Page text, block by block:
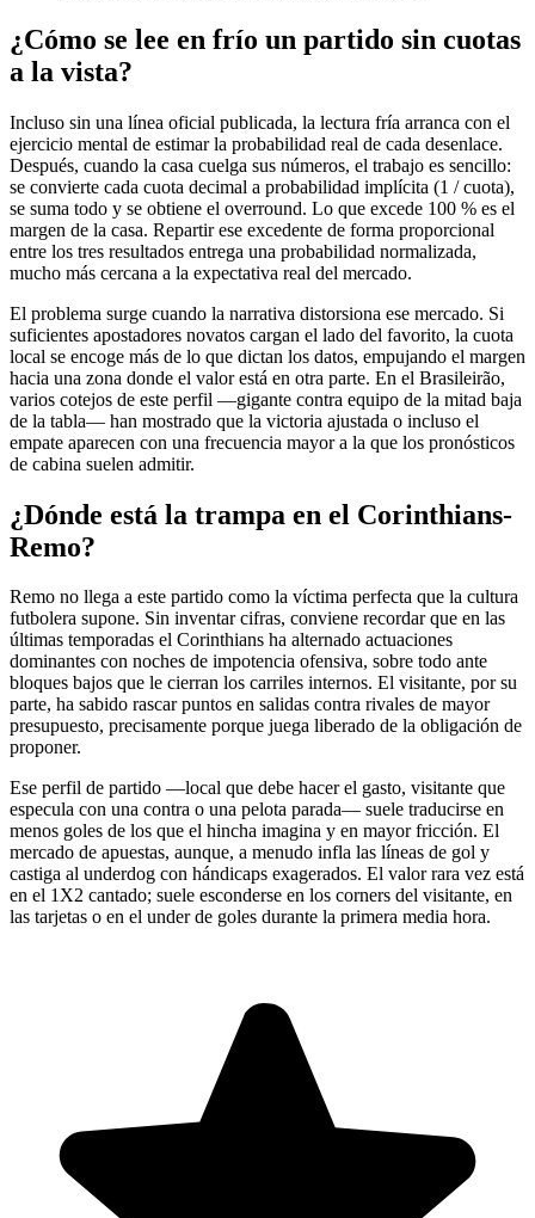
¿Cómo se lee en frío un partido sin cuotas
a la vista?
Incluso sin una línea oficial publicada, la lectura fría arranca con el
ejercicio mental de estimar la probabilidad real de cada desenlace.
Después, cuando la casa cuelga sus números, el trabajo es sencillo:
se convierte cada cuota decimal a probabilidad implícita (1 / cuota),
se suma todo y se obtiene el overround. Lo que excede 100 % es el
margen de la casa. Repartir ese excedente de forma proporcional
entre los tres resultados entrega una probabilidad normalizada,
mucho más cercana a la expectativa real del mercado.
El problema surge cuando la narrativa distorsiona ese mercado. Si
suficientes apostadores novatos cargan el lado del favorito, la cuota
local se encoge más de lo que dictan los datos, empujando el margen
hacia una zona donde el valor está en otra parte. En el Brasileirão,
varios cotejos de este perfil —gigante contra equipo de la mitad baja
de la tabla— han mostrado que la victoria ajustada o incluso el
empate aparecen con una frecuencia mayor a la que los pronósticos
de cabina suelen admitir.
¿Dónde está la trampa en el Corinthians-
Remo?
Remo no llega a este partido como la víctima perfecta que la cultura
futbolera supone. Sin inventar cifras, conviene recordar que en las
últimas temporadas el Corinthians ha alternado actuaciones
dominantes con noches de impotencia ofensiva, sobre todo ante
bloques bajos que le cierran los carriles internos. El visitante, por su
parte, ha sabido rascar puntos en salidas contra rivales de mayor
presupuesto, precisamente porque juega liberado de la obligación de
proponer.
Ese perfil de partido —local que debe hacer el gasto, visitante que
especula con una contra o una pelota parada— suele traducirse en
menos goles de los que el hincha imagina y en mayor fricción. El
mercado de apuestas, aunque, a menudo infla las líneas de gol y
castiga al underdog con hándicaps exagerados. El valor rara vez está
en el 1X2 cantado; suele esconderse en los corners del visitante, en
las tarjetas o en el under de goles durante la primera media hora.